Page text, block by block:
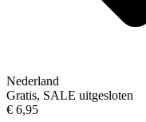
Nederland
Gratis, SALE uitgesloten
€ 6,95